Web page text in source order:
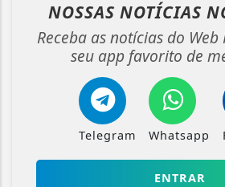
NOSSAS NOTÍCIAS
Receba as notícias do
seu app favorito de
Telegram Whatsapp
ENTRAR